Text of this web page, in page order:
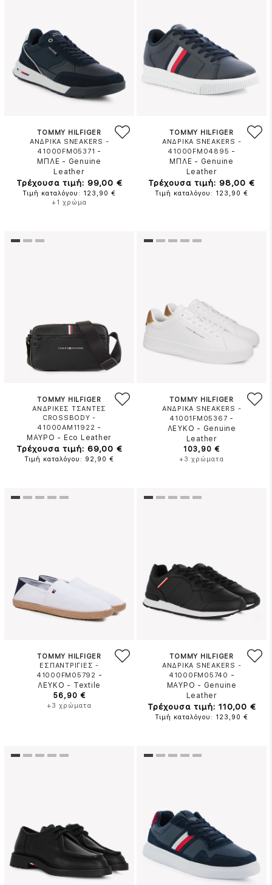
TOMMY HILFIGER
ΑΝΔΡΙΚΑ SNEAKERS -
41000FM05371 -
ΜΠΛΕ - Genuine
Leather
Τρέχουσα τιμή: 99,00 €
Τιμή καταλόγου: 123,90 €
+1 χρώμα
TOMMY HILFIGER
ΑΝΔΡΙΚΑ SNEAKERS -
41000FM04895 -
ΜΠΛΕ - Genuine
Leather
Τρέχουσα τιμή: 98,00 €
Τιμή καταλόγου: 123,90 €
TOMMY HILFIGER
ΑΝΔΡΙΚΕΣ ΤΣΑΝΤΕΣ
CROSSBODY -
41000AM11922 -
ΜΑΥΡΟ - Eco Leather
Τρέχουσα τιμή: 69,00 €
Τιμή καταλόγου: 92,90 €
TOMMY HILFIGER
ΑΝΔΡΙΚΑ SNEAKERS -
41001FM05367 -
ΛΕΥΚΟ - Genuine
Leather
103,90 €
+3 χρώματα
TOMMY HILFIGER
ΕΣΠΑΝΤΡΙΓΙΕΣ -
41000FM05792 -
ΛΕΥΚΟ - Textile
56,90 €
+3 χρώματα
TOMMY HILFIGER
ΑΝΔΡΙΚΑ SNEAKERS -
41000FM05740 -
ΜΑΥΡΟ - Genuine
Leather
Τρέχουσα τιμή: 110,00 €
Τιμή καταλόγου: 123,90 €